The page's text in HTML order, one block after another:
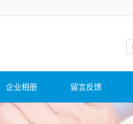
企业相册 留言反馈